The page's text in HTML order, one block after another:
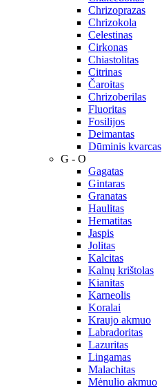
Chrizoprazas
Chrizokola
Celestinas
Cirkonas
Chiastolitas
Citrinas
Čaroitas
Chrizoberilas
Fluoritas
Fosilijos
Deimantas
Dūminis kvarcas
G - O
Gagatas
Gintaras
Granatas
Haulitas
Hematitas
Jaspis
Jolitas
Kalcitas
Kalnų krištolas
Kianitas
Karneolis
Koralai
Kraujo akmuo
Labradoritas
Lazuritas
Lingamas
Malachitas
Mėnulio akmuo